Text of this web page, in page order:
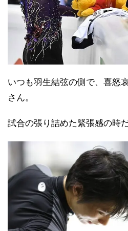
いつも羽生結弦の側で、喜怒
さん。
試合の張り詰めた緊張感の時だ